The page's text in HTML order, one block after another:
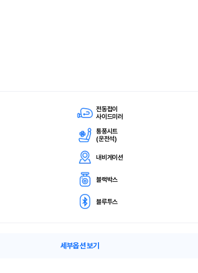
전동접이
사이드미러
통풍시트
(운전석)
내비게이션
블랙박스
블루투스
세부옵션 보기